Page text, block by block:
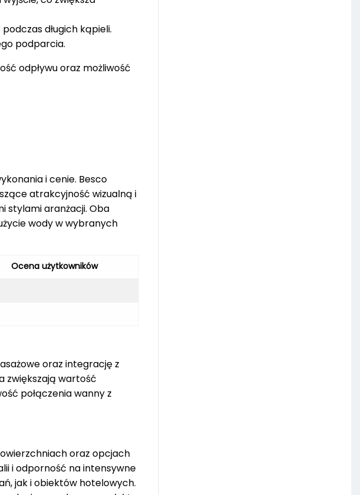
długich kąpieli.
podparcia.
odpływu oraz możliwość
i cenie. Besco
atrakcyjność wizualną i
stylami aranżacji. Oba
wody w wybranych
Ocena użytkowników
oraz integrację z
zwiększają wartość
połączenia wanny z
oraz opcjach
i odporność na intensywne
jak i obiektów hotelowych.